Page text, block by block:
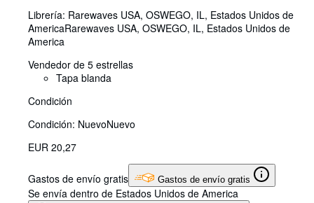
Librería: Rarewaves USA, OSWEGO, IL, Estados Unidos de
AmericaRarewaves USA, OSWEGO, IL, Estados Unidos de
America
Vendedor de 5 estrellas
Tapa blanda
Condición
Condición: NuevoNuevo
EUR 20,27
Gastos de envío gratis Gastos de envío gratis
Se envía dentro de Estados Unidos de America